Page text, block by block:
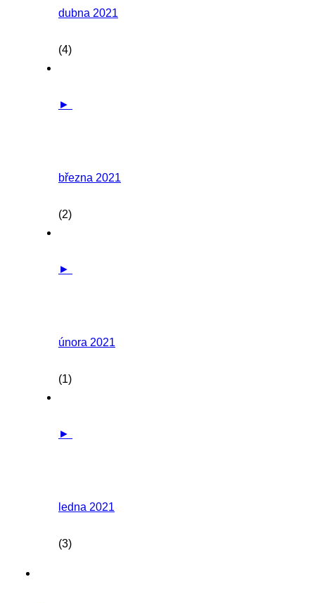
dubna 2021
(4)
►
března 2021
(2)
►
února 2021
(1)
►
ledna 2021
(3)